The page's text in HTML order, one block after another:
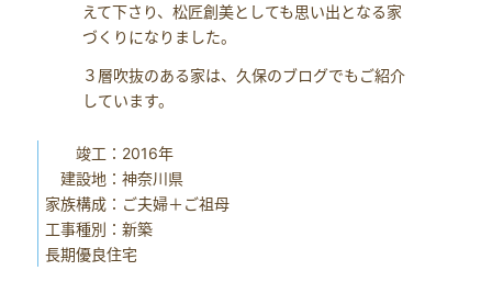
えて下さり、松匠創美としても思い出となる家
づくりになりました。
３層吹抜のある家は、久保のブログでもご紹介
しています。
竣工：2016年
建設地：神奈川県
家族構成：ご夫婦＋ご祖母
工事種別：新築
長期優良住宅